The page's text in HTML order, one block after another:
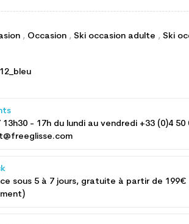
, Occasion , Ski occasion adulte , Ski
- 17h du lundi au vendredi +33 (0)4 50
sous 5 à 7 jours, gratuite à partir de